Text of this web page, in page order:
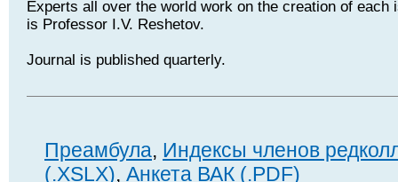
Experts all over the world work on the creation of each
is Professor I.V. Reshetov.
Journal is published quarterly.
Преамбула, Индексы членов
(.XSLX), Анкета ВАК (.PDF)